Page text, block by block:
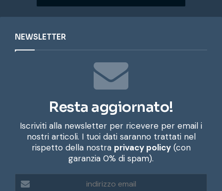
NEWSLETTER
Resta aggiornato!
Iscriviti alla newsletter per ricevere per email i
nostri articoli. I tuoi dati saranno trattati nel
rispetto della nostra privacy policy(con
garanzia 0% di spam).